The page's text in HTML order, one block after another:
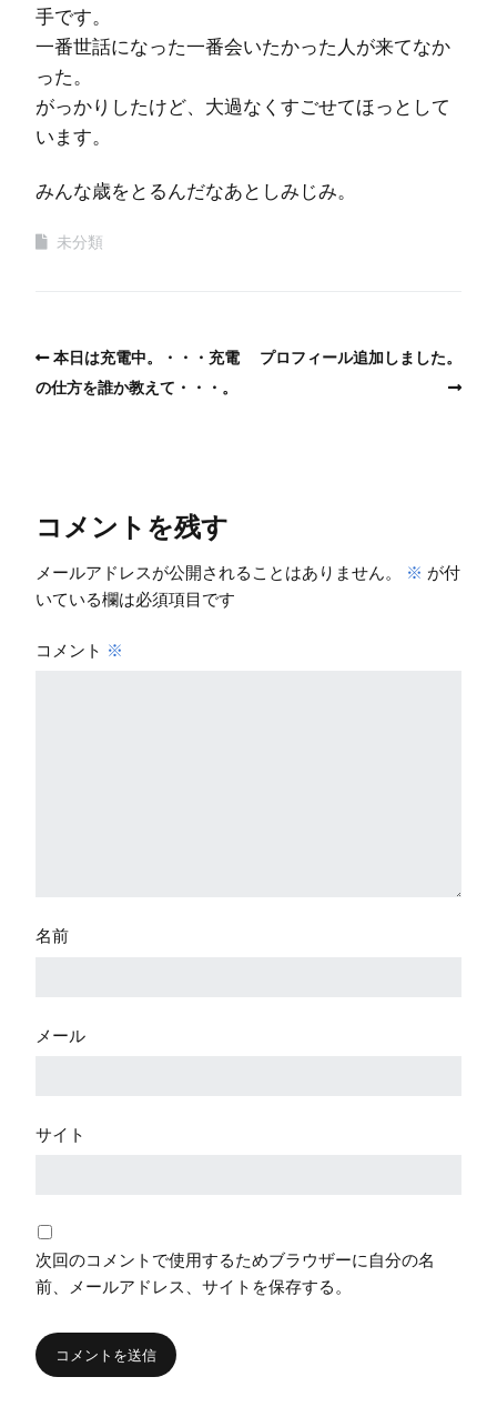
手です。
一番世話になった一番会いたかった人が来てなか
った。
がっかりしたけど、大過なくすごせてほっとして
います。
みんな歳をとるんだなあとしみじみ。
未分類
本日は充電中。・・・充電
の仕方を誰か教えて・・・。
プロフィール追加しました。
コメントを残す
メールアドレスが公開されることはありません。 ※ が付
いている欄は必須項目です
コメント ※
名前
メール
サイト
次回のコメントで使用するためブラウザーに自分の名
前、メールアドレス、サイトを保存する。